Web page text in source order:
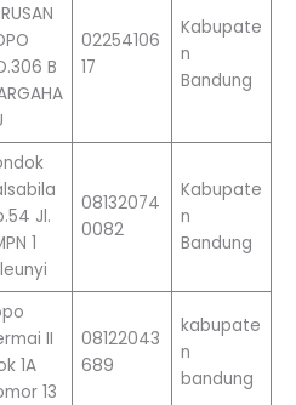
B
02254106
17
Kabupate
n
Bandung
Jl.
1
08132074
0082
Kabupate
n
Bandung
II
1A
13
08122043
689
kabupate
n
bandung